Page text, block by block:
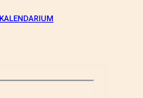
KALENDARIUM